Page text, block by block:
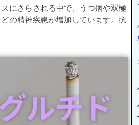
にさらされる中で、うつ病や双極
の精神疾患が増加しています。抗